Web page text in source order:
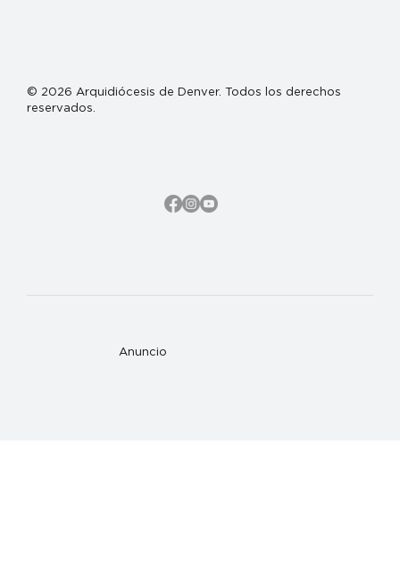
Anuncio
© 2026 Arquidiócesis de Denver. Todos los derechos
reservados.